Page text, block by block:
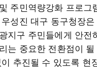
주민역량강화 프로그
성진 대구 동구청장은
지구 주민들에게 안전
는 중요한 전환점이 될
추진될 수 있도록 현